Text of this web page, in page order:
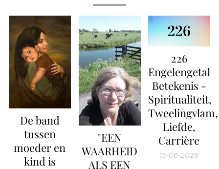
De band
tussen
moeder en
kind is
"EEN
WAARHEID
ALS EEN
226
Engelengetal
Betekenis -
Spiritualiteit,
Tweelingvlam,
Liefde,
Carrière
15-06-2026